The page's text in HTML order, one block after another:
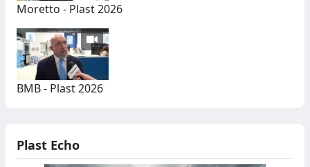
Moretto - Plast 2026
BMB - Plast 2026
Plast Echo